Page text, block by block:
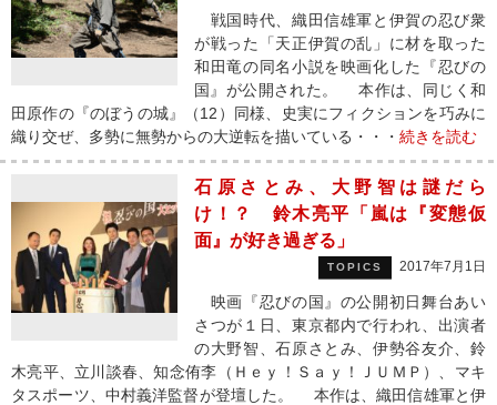
戦国時代、織田信雄軍と伊賀の忍び衆
が戦った「天正伊賀の乱」に材を取った
和田竜の同名小説を映画化した『忍びの
国』が公開された。 本作は、同じく和
田原作の『のぼうの城』（12）同様、史実にフィクションを巧みに
織り交ぜ、多勢に無勢からの大逆転を描いている・・・ 続きを読む
石原さとみ、大野智は謎だら
け！？ 鈴木亮平「嵐は『変態仮
面』が好き過ぎる」
TOPICS 2017年7月1日
映画『忍びの国』の公開初日舞台あい
さつが１日、東京都内で行われ、出演者
の大野智、石原さとみ、伊勢谷友介、鈴
木亮平、立川談春、知念侑李（Ｈｅｙ！Ｓａｙ！ＪＵＭＰ）、マキ
タスポーツ、中村義洋監督が登壇した。 本作は、織田信雄軍と伊